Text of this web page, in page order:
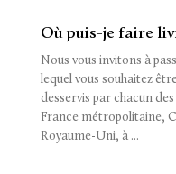
Où puis-je faire
Nous vous invitons à
lequel vous souhaitez
desservis par chacun
France métropolitaine,
Royaume-Uni, à ...